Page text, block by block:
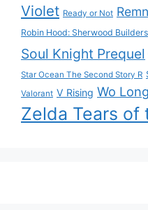
Violet Ready or Not
Robin Hood: Sherwood Builders
Soul Knight Prequel
Star Ocean The Second Story R
Valorant V Rising Wo
Zelda Tears of